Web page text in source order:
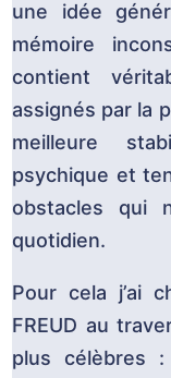
une idée
mémoire
contient
assignés par la
meilleure
psychique et
obstacles qui
quotidien.
Pour cela j’ai
FREUD au
plus célèbres